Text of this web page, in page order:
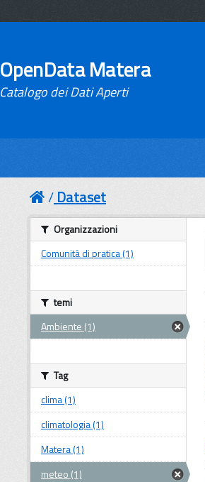
OpenData Matera
Catalogo dei Dati Aperti
Dataset
Organizzazioni
Comunità di pratica (1)
temi
Ambiente (1)
Tag
clima (1)
climatologia (1)
Matera (1)
meteo (1)